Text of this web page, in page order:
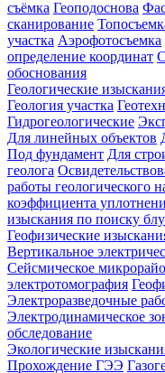
съёмка Геоподоснова
сканирование
участка Аэрофотосъемка
определение координат
обоснования
Геологические
Геология участка
Гидрогеологические
Для линейных объектов
Под фундамент Для
геолога
работы геологического
коэффициента
изыскания по поиску
Геофизические
Вертикальное
Сейсмическое
электротомография
Электроразведочные
Электродинамическое
обследование
Экологические
Прохождение ГЭЭ